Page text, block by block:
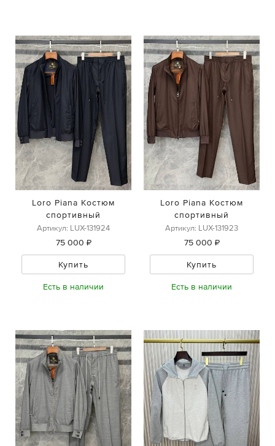
Loro Piana Костюм
спортивный
Артикул: LUX-131924
75 000 ₽
Купить
Есть в наличии
Loro Piana Костюм
спортивный
Артикул: LUX-131923
75 000 ₽
Купить
Есть в наличии